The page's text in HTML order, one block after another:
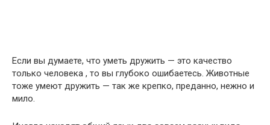
Если вы думаете, что уметь дружить — это качество
только человека , то вы глубоко ошибаетесь. Животные
тоже умеют дружить — так же крепко, преданно, нежно и
мило.